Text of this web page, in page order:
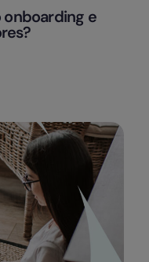
onboarding e